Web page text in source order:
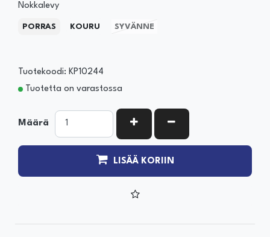
Nokkalevy
PORRAS KOURU SYVÄNNE
Tuotekoodi: KP10244
Tuotetta on varastossa
Määrä KASVATA MÄÄRÄÄ
VÄHENNÄ MÄÄRÄÄ
LISÄÄ KORIIN